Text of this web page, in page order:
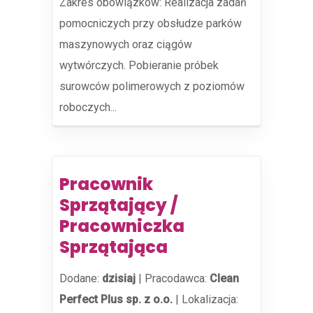
pomocniczych przy obsłudze parków
maszynowych oraz ciągów
wytwórczych. Pobieranie próbek
surowców polimerowych z poziomów
roboczych...
Pracownik
Sprzątający /
Pracowniczka
Sprzątająca
Dodane: dzisiaj | Pracodawca: Clean
Perfect Plus sp. z o.o. | Lokalizacja: